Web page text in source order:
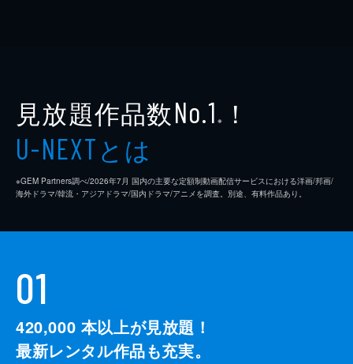
見放題作品数No.1 ※ ！
U-NEXTとは
※GEM Partners調べ/2026年7⽉ 国内の主要な定額制動画配信サービスにおける洋画/邦画/
海外ドラマ/韓流・アジアドラマ/国内ドラマ/アニメを調査。別途、有料作品あり。
01
420,000 本以上が見放題！
最新レンタル作品も充実。